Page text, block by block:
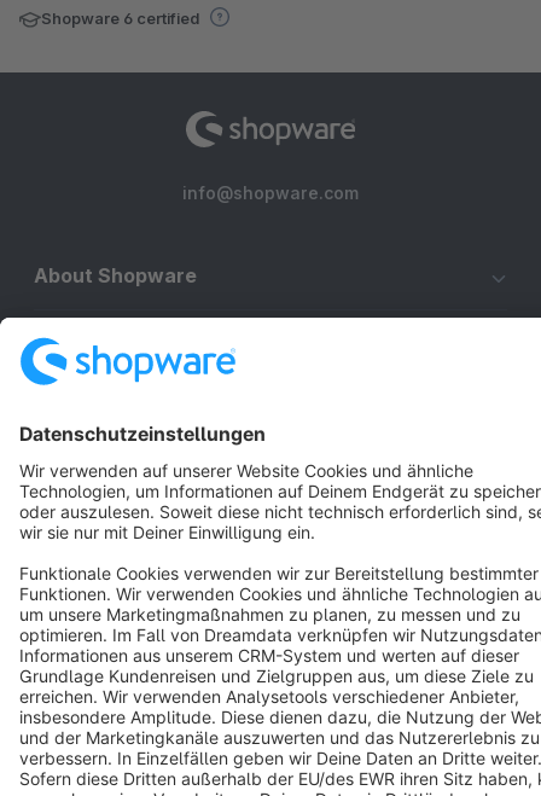
Shopware 6 certified
info@shopware.com
About Shopware
Discover
English
Star 3k+
Terms & Conditions Privacy Legal notice
Cookie settings
Copyright © shopware AG - All rights reserved